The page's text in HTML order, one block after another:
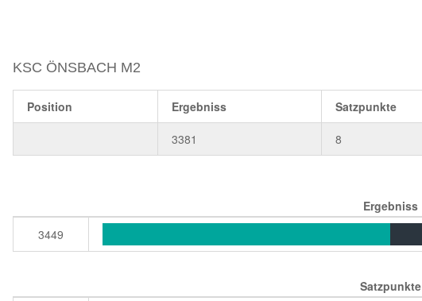
KSC ÖNSBACH M2
Position Ergebniss Satzpunkte
3381 8
Ergebniss
3449
Satzpunkte